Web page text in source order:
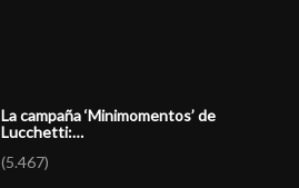
La campaña ‘Minimomentos’ de
Lucchetti:…
(5.467)